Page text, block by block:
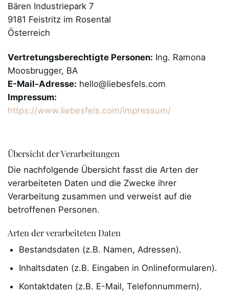
Bären Industriepark 7
9181 Feistritz im Rosental
Österreich
Vertretungsberechtigte Personen: Ing. Ramona
Moosbrugger, BA
E-Mail-Adresse: hello@liebesfels.com
Impressum:
https://www.liebesfels.com/impressum/
Übersicht der Verarbeitungen
Die nachfolgende Übersicht fasst die Arten der
verarbeiteten Daten und die Zwecke ihrer
Verarbeitung zusammen und verweist auf die
betroffenen Personen.
Arten der verarbeiteten Daten
Bestandsdaten (z.B. Namen, Adressen).
Inhaltsdaten (z.B. Eingaben in Onlineformularen).
Kontaktdaten (z.B. E-Mail, Telefonnummern).